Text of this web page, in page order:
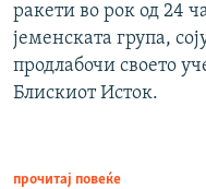
ракети во рок од 24
јеменската група,
продлабочи своето
Блискиот Исток.
прочитај повеќе